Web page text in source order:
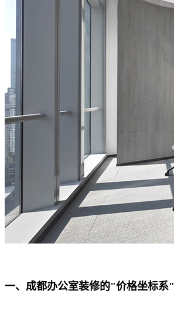
一、成都办公室装修的"价格坐标系"